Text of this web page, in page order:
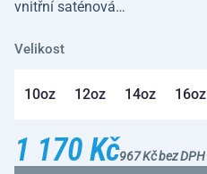
vnitřní saténová…
Velikost
10oz 12oz 14oz 16oz
1 170 Kč967 Kč bez DPH